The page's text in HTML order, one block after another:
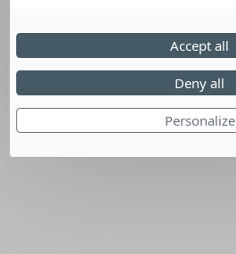
FONDATION KIABI
Personalize
Deny all
Accept all